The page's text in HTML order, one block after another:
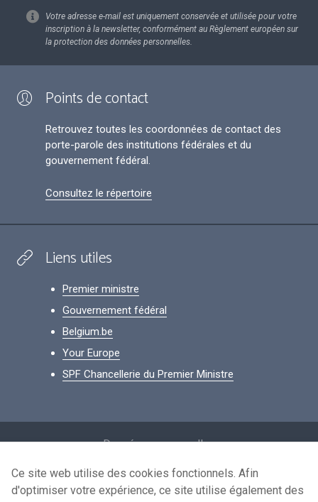
Votre adresse e-mail est uniquement conservée et utilisée pour votre
inscription à la newsletter, conformément au Règlement européen sur
la protection des données personnelles.
Points de contact
Retrouvez toutes les coordonnées de contact des
porte-parole des institutions fédérales et du
gouvernement fédéral.
Consultez le répertoire
Liens utiles
Premier ministre
Gouvernement fédéral
Belgium.be
Your Europe
SPF Chancellerie du Premier Ministre
Données personnelles
Conditions de réutilisation
Contactez-nous
Ce site web utilise des cookies fonctionnels. Afin
d'optimiser votre expérience, ce site utilise également des